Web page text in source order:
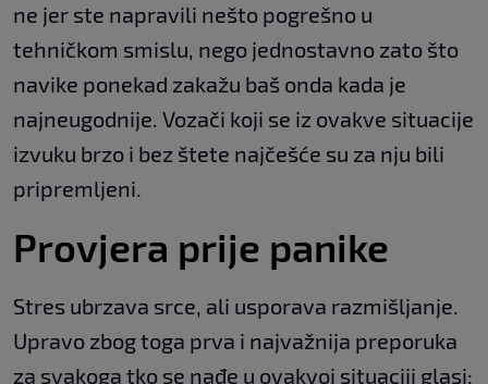
ne jer ste napravili nešto pogrešno u
tehničkom smislu, nego jednostavno zato što
navike ponekad zakažu baš onda kada je
najneugodnije. Vozači koji se iz ovakve situacije
izvuku brzo i bez štete najčešće su za nju bili
pripremljeni.
Provjera prije panike
Stres ubrzava srce, ali usporava razmišljanje.
Upravo zbog toga prva i najvažnija preporuka
za svakoga tko se nađe u ovakvoj situaciji glasi: